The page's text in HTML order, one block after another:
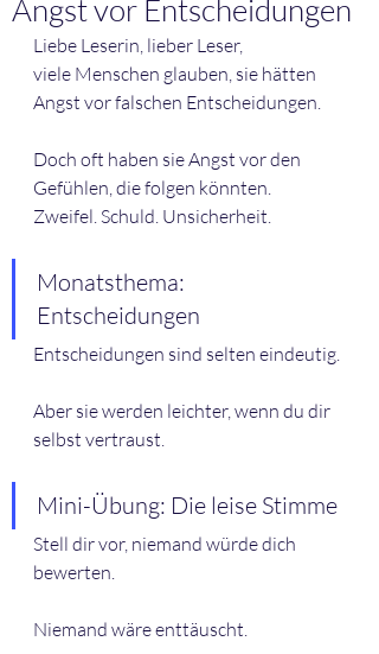
Angst vor Entscheidungen
Liebe Leserin, lieber Leser,
viele Menschen glauben, sie hätten
Angst vor falschen Entscheidungen.
Doch oft haben sie Angst vor den
Gefühlen, die folgen könnten.
Zweifel. Schuld. Unsicherheit.
Monatsthema:
Entscheidungen
Entscheidungen sind selten eindeutig.
Aber sie werden leichter, wenn du dir
selbst vertraust.
Mini-Übung: Die leise Stimme
Stell dir vor, niemand würde dich
bewerten.
Niemand wäre enttäuscht.